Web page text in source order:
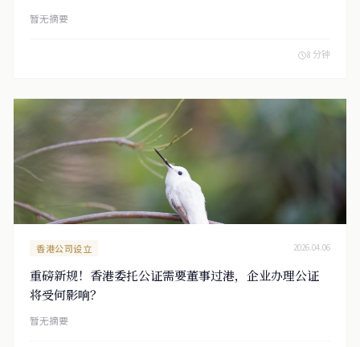
暂无摘要
8 分钟
香港公司设立 2026.04.06
重磅新规！香港委托公证需要董事过港，企业办理公证
将受何影响？
暂无摘要